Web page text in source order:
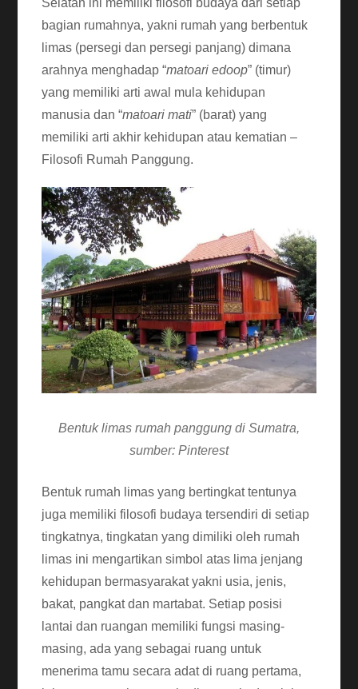
Selatan ini memiliki filosofi budaya dari setiap
bagian rumahnya, yakni rumah yang berbentuk
limas (persegi dan persegi panjang) dimana
arahnya menghadap “matoari edoop” (timur)
yang memiliki arti awal mula kehidupan
manusia dan “matoari mati” (barat) yang
memiliki arti akhir kehidupan atau kematian –
Filosofi Rumah Panggung.
Bentuk limas rumah panggung di Sumatra,
sumber: Pinterest
Bentuk rumah limas yang bertingkat tentunya
juga memiliki filosofi budaya tersendiri di setiap
tingkatnya, tingkatan yang dimiliki oleh rumah
limas ini mengartikan simbol atas lima jenjang
kehidupan bermasyarakat yakni usia, jenis,
bakat, pangkat dan martabat. Setiap posisi
lantai dan ruangan memiliki fungsi masing-
masing, ada yang sebagai ruang untuk
menerima tamu secara adat di ruang pertama,